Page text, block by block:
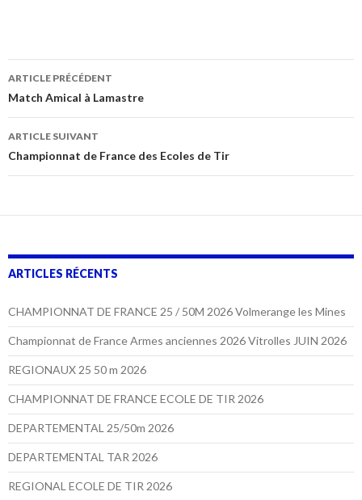
Navigation
des
articles
ARTICLE PRÉCÉDENT
Match Amical à Lamastre
ARTICLE SUIVANT
Championnat de France des Ecoles de Tir
ARTICLES RÉCENTS
CHAMPIONNAT DE FRANCE 25 / 50M 2026 Volmerange les Mines
Championnat de France Armes anciennes 2026 Vitrolles JUIN 2026
REGIONAUX 25 50 m 2026
CHAMPIONNAT DE FRANCE ECOLE DE TIR 2026
DEPARTEMENTAL 25/50m 2026
DEPARTEMENTAL TAR 2026
REGIONAL ECOLE DE TIR 2026